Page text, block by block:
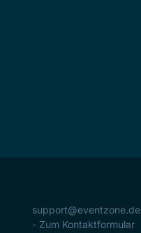
support@eventzone.de
- Zum Kontaktformular